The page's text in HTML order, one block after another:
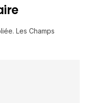
Les Champs